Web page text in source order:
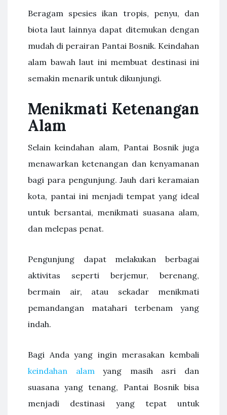
Beragam spesies ikan tropis, penyu, dan
biota laut lainnya dapat ditemukan dengan
mudah di perairan Pantai Bosnik. Keindahan
alam bawah laut ini membuat destinasi ini
semakin menarik untuk dikunjungi.
Menikmati Ketenangan
Alam
Selain keindahan alam, Pantai Bosnik juga
menawarkan ketenangan dan kenyamanan
bagi para pengunjung. Jauh dari keramaian
kota, pantai ini menjadi tempat yang ideal
untuk bersantai, menikmati suasana alam,
dan melepas penat.
Pengunjung dapat melakukan berbagai
aktivitas seperti berjemur, berenang,
bermain air, atau sekadar menikmati
pemandangan matahari terbenam yang
indah.
Bagi Anda yang ingin merasakan kembali
keindahan alam yang masih asri dan
suasana yang tenang, Pantai Bosnik bisa
menjadi destinasi yang tepat untuk